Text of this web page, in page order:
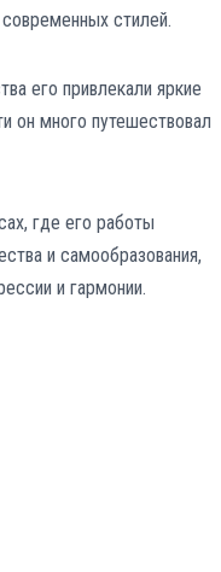
стилей.
его привлекали яркие
он много путешествовал
где его работы
и самообразования,
и гармонии.